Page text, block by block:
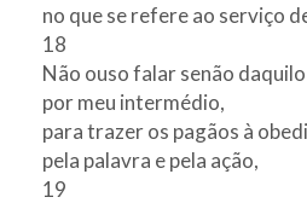
no que se refere ao serviço
18
Não ouso falar senão
por meu intermédio,
para trazer os pagãos à
pela palavra e pela ação,
19